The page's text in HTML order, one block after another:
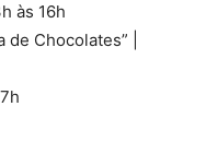
às 16h
Chocolates” |